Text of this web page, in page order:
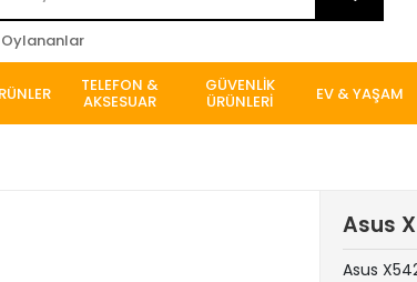
Oylananlar
TELEFON &
AKSESUAR
GÜVENLİK
ÜRÜNLERİ EV & YAŞAM
Asus
Asus